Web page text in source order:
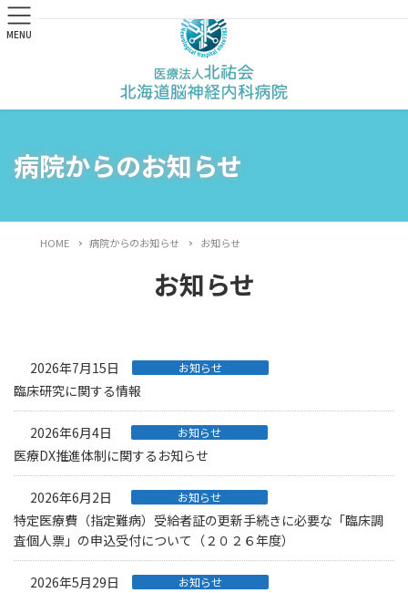
病院からのお知らせ
HOME 病院からのお知らせ お知らせ
お知らせ
2026年7月15日 お知らせ
臨床研究に関する情報
2026年6月4日 お知らせ
医療DX推進体制に関するお知らせ
2026年6月2日 お知らせ
特定医療費（指定難病）受給者証の更新手続きに必要な「臨床調
査個人票」の申込受付について（２０２６年度）
2026年5月29日 お知らせ
MENU